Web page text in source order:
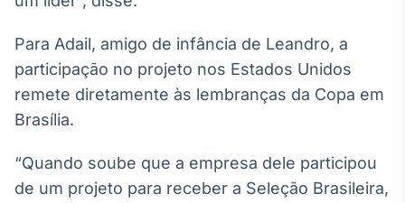
Para Adail, amigo de infância de Leandro, a
participação no projeto nos Estados Unidos
remete diretamente às lembranças da Copa em
Brasília.
“Quando soube que a empresa dele participou
de um projeto para receber a Seleção Brasileira,